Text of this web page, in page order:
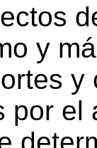
y
y
por el